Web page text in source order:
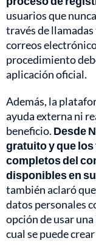
usuarios que
través de
correos
procedimiento
aplicación oficial.
Además, la
ayuda externa ni
beneficio. Desde
gratuito y que
completos del
disponibles en
también aclaró
datos personales
opción de usar
cual se puede